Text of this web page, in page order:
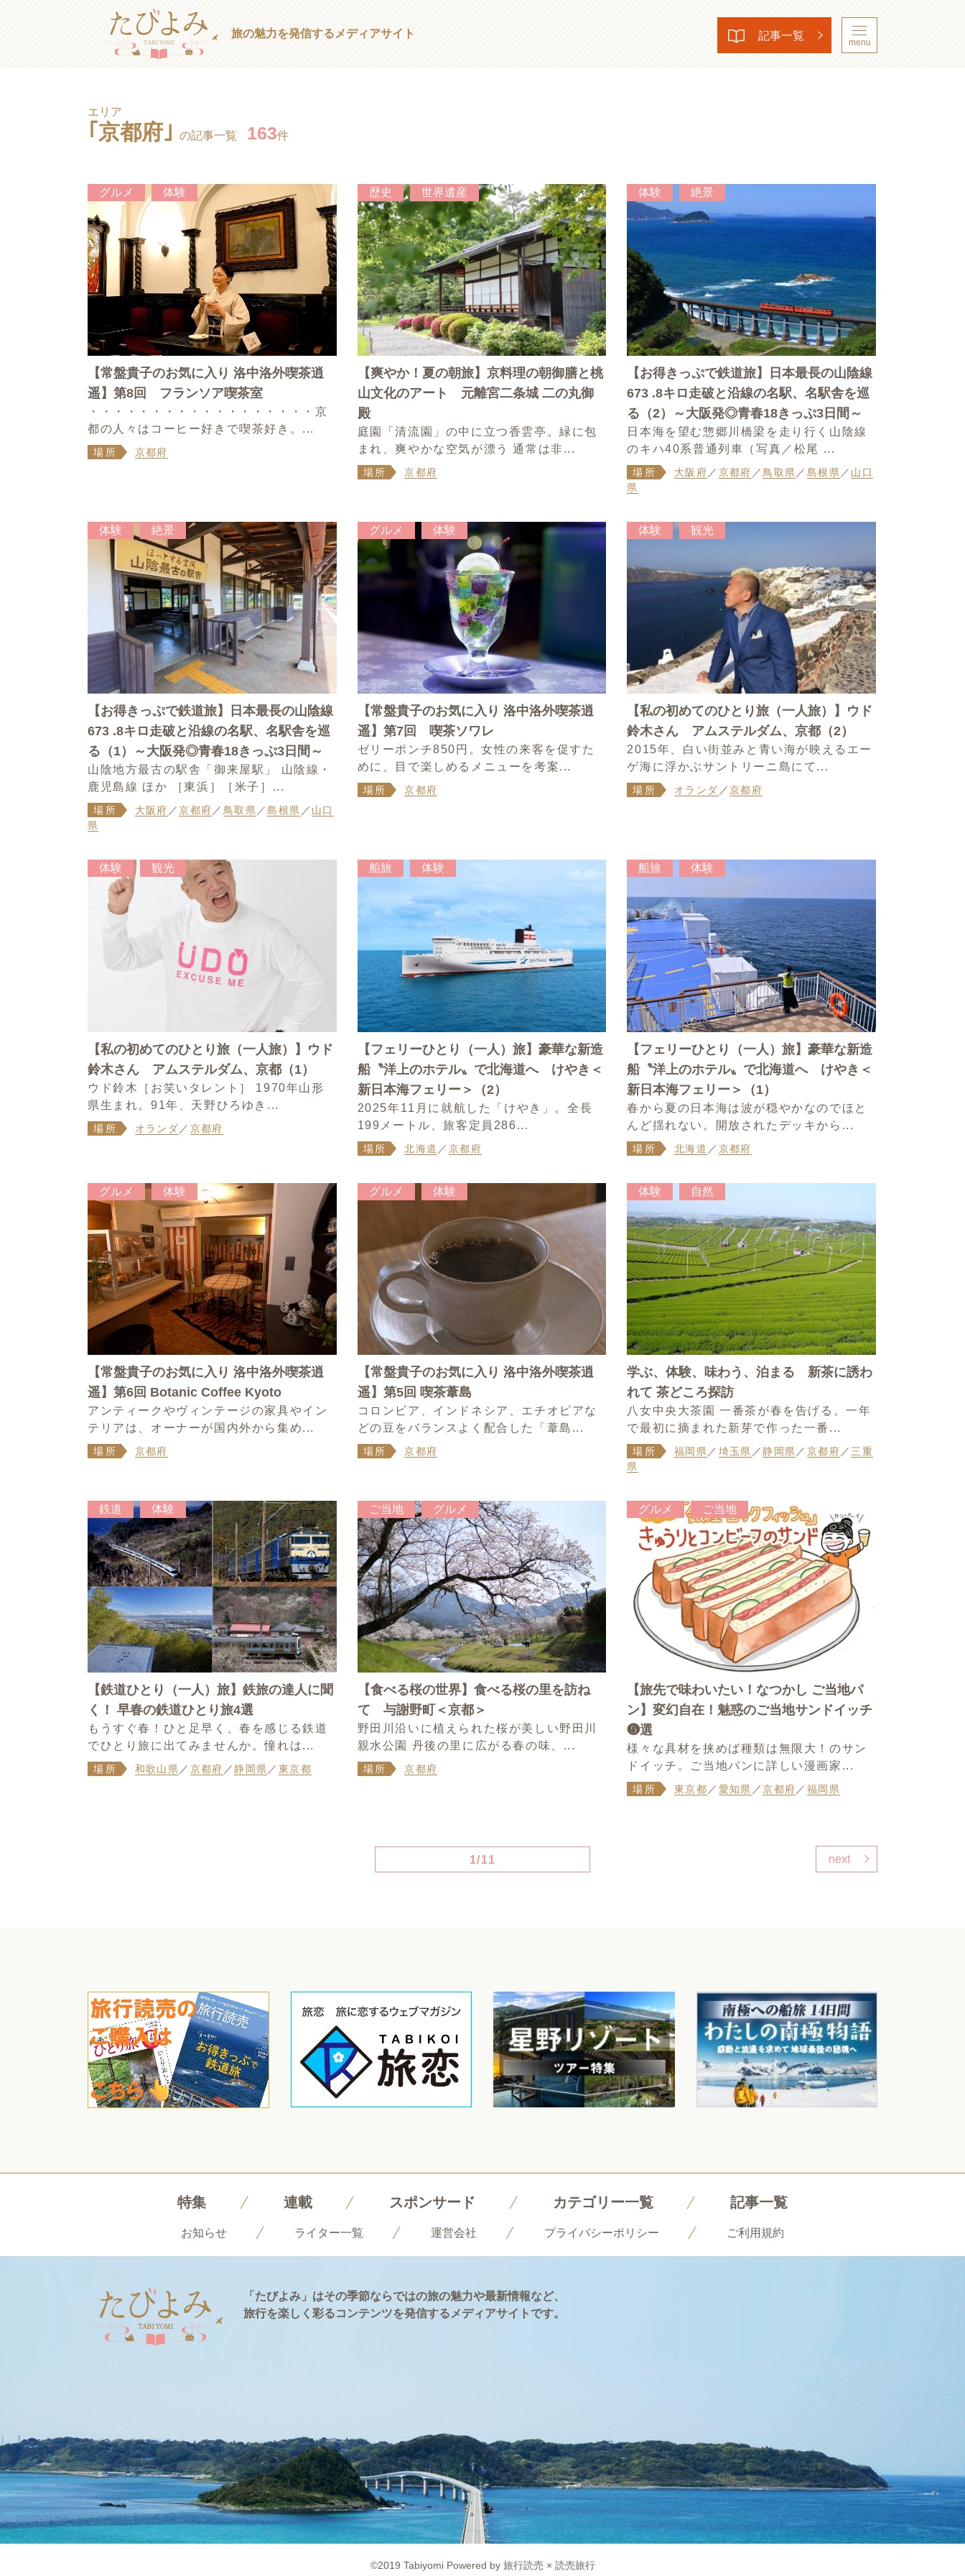
旅の魅力を発信する メディアサイト 記事一覧
menu
エリア
｢京都府｣ の記事一覧 163件
グルメ 体験
【常盤貴子のお気に入り 洛中洛外喫茶逍
遥】第8回 フランソア喫茶室
・・・・・・・・・・・・・・・・・・京
都の人々はコーヒー好きで喫茶好き。...
場所 京都府
歴史 世界遺産
【爽やか！夏の朝旅】京料理の朝御膳と桃
山文化のアート 元離宮二条城 二の丸御
殿
庭園「清流園」の中に立つ香雲亭。緑に包
まれ、爽やかな空気が漂う 通常は非...
場所 京都府
体験 絶景
【お得きっぷで鉄道旅】日本最長の山陰線
673 .8キロ走破と沿線の名駅、名駅舎を巡
る（2）～大阪発◎青春18きっぷ3日間～
日本海を望む惣郷川橋梁を走り行く山陰線
のキハ40系普通列車（写真／松尾 ...
場所 大阪府 ／ 京都府 ／ 鳥取県 ／ 島根県 ／ 山口
県
体験 絶景
【お得きっぷで鉄道旅】日本最長の山陰線
673 .8キロ走破と沿線の名駅、名駅舎を巡
る（1）～大阪発◎青春18きっぷ3日間～
山陰地方最古の駅舎「御来屋駅」 山陰線・
鹿児島線 ほか ［東浜］［米子］...
場所 大阪府 ／京都府／ 鳥取県／島根県 ／ 山口
県
グルメ 体験
【常盤貴子のお気に入り 洛中洛外喫茶逍
遥】第7回 喫茶ソワレ
ゼリーポンチ850円。女性の来客を促すた
めに、目で楽しめるメニューを考案...
場所 京都府
体験 観光
【私の初めてのひとり旅（一人旅）】ウド
鈴木さん アムステルダム、京都（2）
2015年、白い街並みと青い海が映えるエー
ゲ海に浮かぶサントリーニ島にて...
場所 オランダ ／京都府
体験 観光
【私の初めてのひとり旅（一人旅）】ウド
鈴木さん アムステルダム、京都（1）
ウド鈴木［お笑いタレント］ 1970年山形
県生まれ。91年、天野ひろゆき...
場所 オランダ ／ 京都府
船旅 体験
【フェリーひとり（一人）旅】豪華な新造
船〝洋上のホテル〟で北海道へ けやき＜
新日本海フェリー＞（2）
2025年11月に就航した「けやき」。全長
199メートル、旅客定員286...
場所 北海道 ／ 京都府
船旅 体験
【フェリーひとり（一人）旅】豪華な新造
船〝洋上のホテル〟で北海道へ けやき＜
新日本海フェリー＞（1）
春から夏の日本海は波が穏やかなのでほと
んど揺れない。開放されたデッキから...
場所 北海道 ／ 京都府
グルメ 体験
【常盤貴子のお気に入り 洛中洛外喫茶逍
遥】第6回 Botanic Coffee Kyoto
アンティークやヴィンテージの家具やイン
テリアは、オーナーが国内外から集め...
場所 京都府
グルメ 体験
【常盤貴子のお気に入り 洛中洛外喫茶逍
遥】第5回 喫茶葦島
コロンビア、インドネシア、エチオピアな
どの豆をバランスよく配合した「葦島...
場所 京都府
体験 自然
学ぶ、体験、味わう、泊まる 新茶に誘わ
れて 茶どころ探訪
八女中央大茶園 一番茶が春を告げる。一年
で最初に摘まれた新芽で作った一番...
場所 福岡県 ／ 埼玉県 ／静岡県 ／ 京都府 ／ 三重
県
鉄道 体験
【鉄道ひとり（一人）旅】鉄旅の達人に聞
く！ 早春の鉄道ひとり旅4選
もうすぐ春！ひと足早く、春を感じる鉄道
でひとり旅に出てみませんか。憧れは...
場所 和歌山県 ／ 京都府 ／静岡県 ／ 東京都
ご当地 グルメ
【食べる桜の世界】食べる桜の里を訪ね
て 与謝野町＜京都＞
野田川沿いに植えられた桜が美しい野田川
親水公園 丹後の里に広がる春の味、...
場所 京都府
グルメ ご当地
【旅先で味わいたい！なつかし ご当地パ
ン】変幻自在！魅惑のご当地サンドイッチ
❺選
様々な具材を挟めば種類は無限大！のサン
ドイッチ。ご当地パンに詳しい漫画家...
場所 東京都 ／ 愛知県 ／京都府 ／ 福岡県
1/11 next
特集 連載 スポンサード カテゴリー一覧 記事一覧
お知らせ ライター一覧 運営会社 プライバシーポリシー ご利用規約
「たびよみ」はその季節ならではの旅の魅力や最新情報など、
旅行を楽しく彩るコンテンツを発信するメディアサイトです。
©2019 Tabiyomi Powered by 旅行読売 × 読売旅行